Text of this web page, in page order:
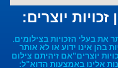
יוצרים:
את בעלי הזכויות בצילומים.
בהן אינו ידוע או לא אותר
ל"חוק זכויות יוצרים"אם זיהיתם צילום
אלינו באמצעות הדוא"ל: